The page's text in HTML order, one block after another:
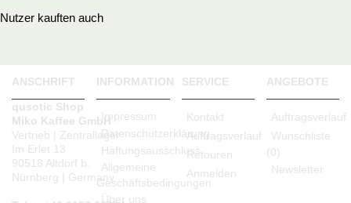
Nutzer kauften auch
ANSCHRIFT
qusotic Shop
Miko Kaffee GmbH
Vertrieb | Zentrallager
Im Erlet 13
90518 Altdorf b.
Nürnberg | Germany
INFORMATION
Impressum
Datenschutzerklärung
Haftungsausschluss
Allgemeine
Geschäftsbedingungen
Über uns
SERVICE
Kontakt
Auftragsverlauf
Retouren
Anmelden
ANGEBOTE
Auftragsverlauf
Wunschliste
(0)
Newsletter